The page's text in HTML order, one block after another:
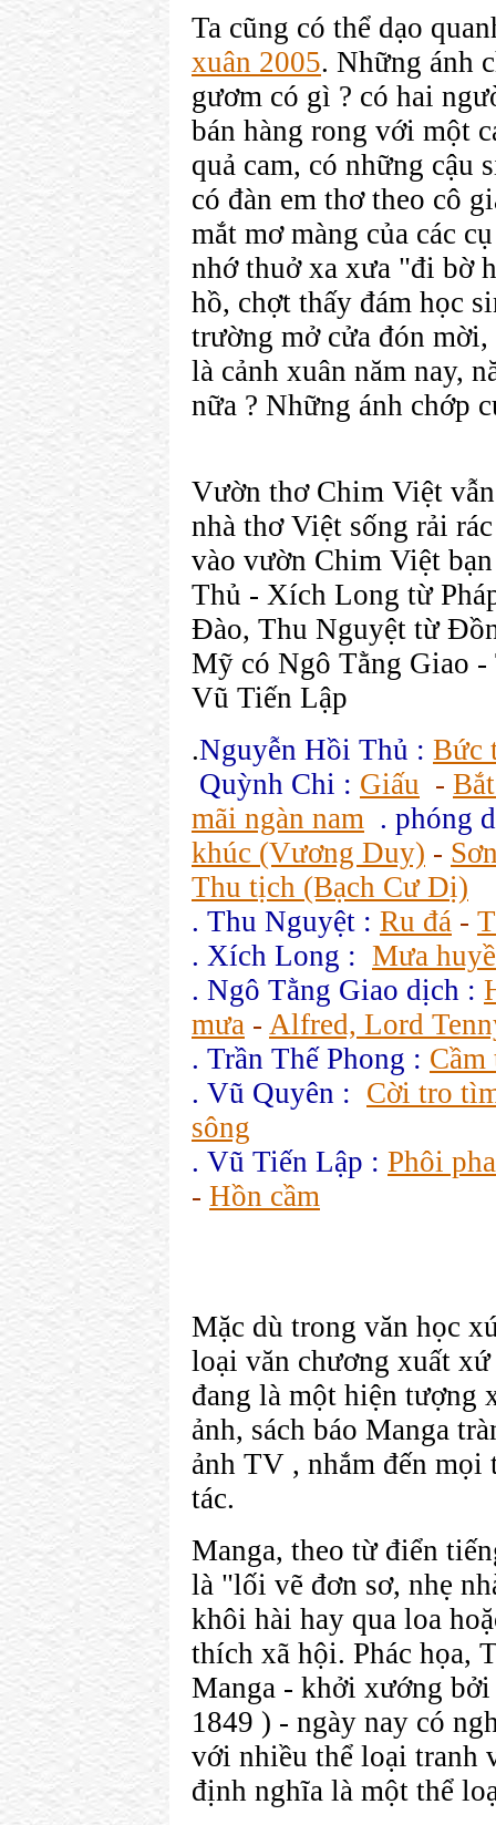
Ta cũng có thể dạo
xuân 2005. Những ánh
gươm có gì ? có hai
bán hàng rong với một
quả cam, có những cậu
có đàn em thơ theo cô
mắt mơ màng của các
nhớ thuở xa xưa "đi bờ
hồ, chợt thấy đám học
trường mở cửa đón
là cảnh xuân năm nay,
nữa ? Những ánh chớp
Vườn thơ Chim Việt
nhà thơ Việt sống rải
vào vườn Chim Việt
Thủ - Xích Long từ
Đào, Thu Nguyệt từ
Mỹ có Ngô Tằng Giao
Vũ Tiến Lập
.Nguyễn Hồi Thủ : Bức
Quỳnh Chi : Giấu -
mãi ngàn nam . phóng
khúc (Vương Duy) -
Thu tịch (Bạch Cư Dị)
. Thu Nguyệt : Ru đá -
. Xích Long : Mưa
. Ngô Tằng Giao dịch :
mưa - Alfred, Lord
. Trần Thế Phong : Cầm
. Vũ Quyên : Cời tro
sông
. Vũ Tiến Lập : Phôi pha
- Hồn cầm
Mặc dù trong văn học
loại văn chương xuất
đang là một hiện tượng
ảnh, sách báo Manga
ảnh TV , nhắm đến
tác.
Manga, theo từ điển
là "lối vẽ đơn sơ, nhẹ
khôi hài hay qua loa
thích xã hội. Phác họa,
Manga - khởi xướng
1849 ) - ngày nay có
với nhiều thể loại tranh
định nghĩa là một thể